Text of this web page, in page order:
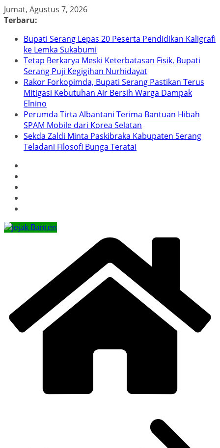
Skip
to
Jumat, Agustus 7, 2026
Terbaru:
Bupati Serang Lepas 20 Peserta Pendidikan Kaligrafi
ke Lemka Sukabumi
Tetap Berkarya Meski Keterbatasan Fisik, Bupati
Serang Puji Kegigihan Nurhidayat
Rakor Forkopimda, Bupati Serang Pastikan Terus
Mitigasi Kebutuhan Air Bersih Warga Dampak
Elnino
Perumda Tirta Albantani Terima Bantuan Hibah
SPAM Mobile dari Korea Selatan
Sekda Zaldi Minta Paskibraka Kabupaten Serang
Teladani Filosofi Bunga Teratai